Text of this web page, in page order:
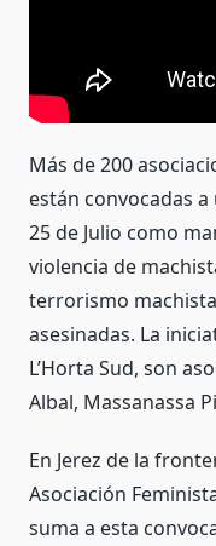
Más de 200
están convocadas
25 de Julio como
violencia de
terrorismo
asesinadas. La
L’Horta Sud, son
Albal, Massanassa
En Jerez de la
Asociación
suma a esta